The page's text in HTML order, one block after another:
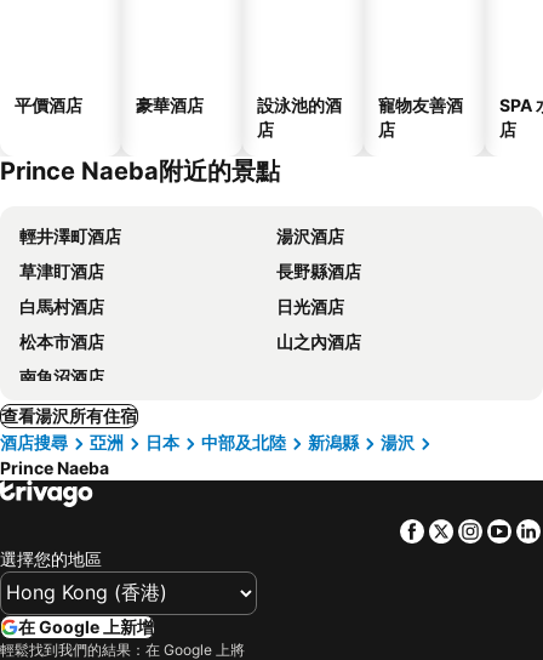
平價酒店 豪華酒店
設泳池的酒
店
寵物友善酒
店
SPA
店
Prince Naeba附近的景點
輕井澤町酒店
湯沢酒店
草津盯酒店
長野縣酒店
白馬村酒店
日光酒店
松本市酒店
山之內酒店
南魚沼酒店
查看湯沢所有住宿
酒店搜尋
亞洲 日本 中部及北陸 新潟縣
湯沢
Prince Naeba
Facebook
Twitter
選擇您的地區
在 Google 上新增
輕鬆找到我們的結果：在 Google 上將